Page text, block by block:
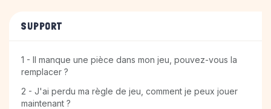
SUPPORT
1 - Il manque une pièce dans mon jeu, pouvez-vous la
remplacer ?
2 - J'ai perdu ma règle de jeu, comment je peux jouer
maintenant ?